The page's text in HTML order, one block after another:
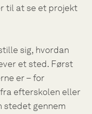
til at se et projekt
sig, hvordan
et sted. Først
er – for
efterskolen eller
stedet gennem